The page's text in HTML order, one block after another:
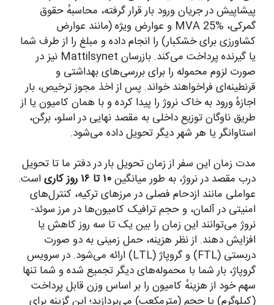
پیشاپیش در جریان ورود بار قرار گرفته، محاسبهٔ حقوق
گمرکی، MVA 25% و عوارض ویژه (مانند عوارض
کشاورزی برای خشکبار) را انجام داده و مبلغ را از طرف شما
یا گیرنده پرداخت می‌کند. بازرسان Mattilsynet نیز در
صورت لزوم محموله را برای بررسی‌های بهداشتی و
قرنطینه‌ای فراخواهند خواند. پس از اخذ مجوز ترخیص، بار
اجازهٔ ورود به خاک نروژ را پیدا کرده و با همان کامیون یا از
طریق ناوگان توزیع داخلی به مقصد نهایی در اسلو، برگن،
استاوانگر یا هر شهر دیگر تحویل داده می‌شود.
مدت زمان این سفر از زمان تحویل بار در دفتر ما تا تحویل
درب مقصد در نروژ، به طور میانگین۱۰ تا ۱۶ روز کاری
است.
عواملی مانند ازدحام فصلی در مرزهای ترکیه، کنترل‌های
امنیتی در آلمان، و حجم ترافیک کامیون‌ها در مرز سوئد-
نروژ می‌توانند این زمان را بین یک تا سه روز کاهش یا
افزایش دهند. از نظر هزینه، حمل زمینی به دو صورت
دربستی (FTL) و گروپاژ (LTL) ارائه می‌شود. در سرویس
گروپاژ، بار شما با محموله‌های دیگر تجمیع شده و شما تنها
سهم خود از هزینهٔ کامیون را بر اساس وزن قابل پرداخت
(کیلوگرم) یا حجم (مترمکعب) می‌پردازید؛ این گزینه برای